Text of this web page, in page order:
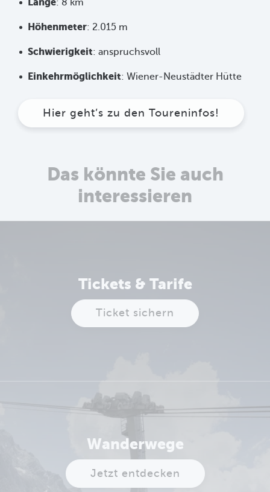
: 8 km
Höhenmeter: 2.015 m
Schwierigkeit: anspruchsvoll
Einkehrmöglichkeit: Wiener-Neustädter Hütte
Hier geht’s zu den Toureninfos!
Das könnte Sie auch
interessieren
Tickets & Tarife
Ticket sichern
Wanderwege
Jetzt entdecken